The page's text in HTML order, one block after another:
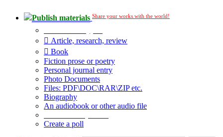
Publish materials Share your works with the world!
Article, research, review
Book
Fiction prose or poetry
Personal journal entry
Photo Documents
Files: PDF\DOC\RAR\ZIP etc.
Biography
An audiobook or other audio file
Create a poll